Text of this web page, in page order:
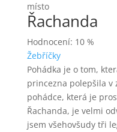
místo
Řachanda
Hodnocení: 10 %
Žebříčky
Pohádka je o tom,
princezna polepšila v
pohádce, která je
Řachanda, je velmi
jsem všehovšudy tři